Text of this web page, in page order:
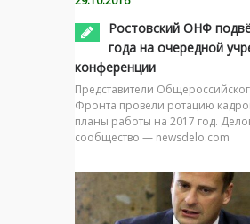
Ростовский ОНФ
года на очередной
конференции
Представители
Фронта провели ротацию
планы работы на 2017 год.
сообщество — newsdelo.com